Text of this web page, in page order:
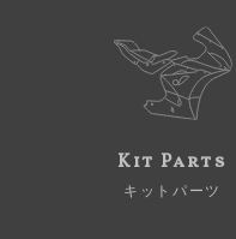
Kit Parts
キットパーツ